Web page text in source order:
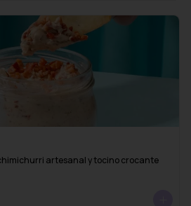
artesanal y tocino crocante